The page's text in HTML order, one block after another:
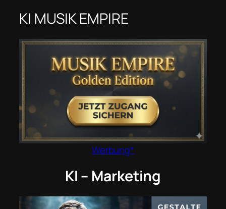
KI MUSIK EMPIRE
Werbung*
KI – Marketing